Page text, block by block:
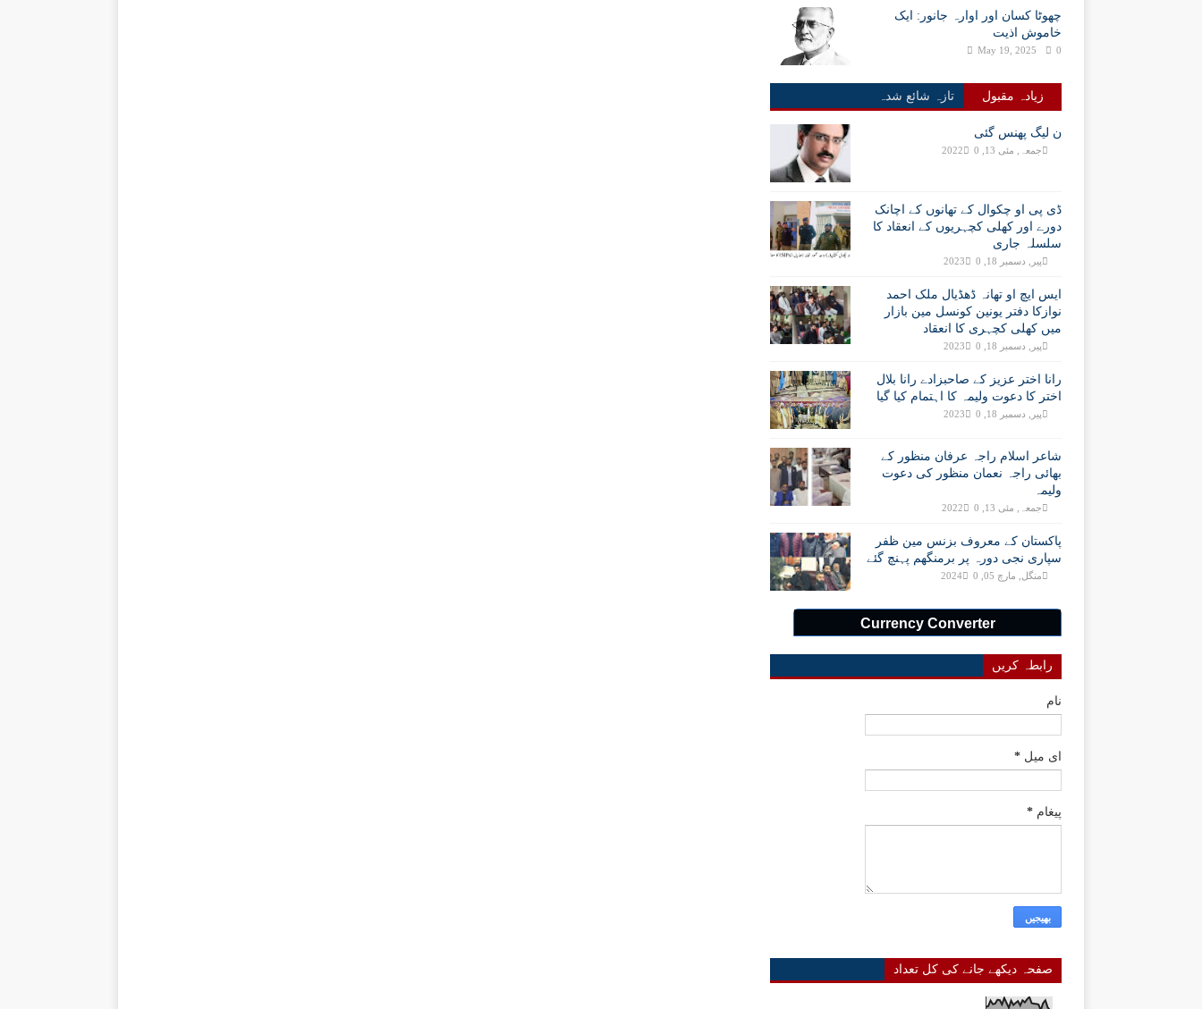
چھوٹا کسان اور اوارہ جانور: ایک
خاموش اذیت
May 19, 2025 0
زیادہ مقبول تازہ شائع شدہ
ن لیگ پھنس گئی
جمعہ, مئی 13, 2022 0
ڈی پی او چکوال کے تھانوں کے اچانک
دورے اور کھلی کچہریوں کے انعقاد کا
سلسلہ جاری
پیر, دسمبر 18, 2023 0
ایس ایچ او تھانہ ڈھڈیال ملک احمد
نوازکا دفتر یونین کونسل مین بازار
میں کھلی کچہری کا انعقاد
پیر, دسمبر 18, 2023 0
رانا اختر عزیز کے صاحبزادے رانا بلال
اختر کا دعوت ولیمہ کا اہتمام کیا گیا
پیر, دسمبر 18, 2023 0
شاعر اسلام راجہ عرفان منظور کے
بھائی راجہ نعمان منظور کی دعوت
ولیمہ
جمعہ, مئی 13, 2022 0
پاکستان کے معروف بزنس مین ظفر
سپاری نجی دورہ پر برمنگھم پہنچ گئے
منگل, مارچ 05, 2024 0
Currency Converter
رابطہ کریں
نام
ای میل *
پیغام *
صفحہ دیکھے جانے کی کل تعداد